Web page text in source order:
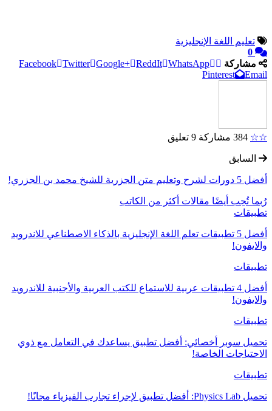
تعليم اللغة الإنجليزية
0
مشاركة
Facebook Twitter Google+ ReddIt WhatsApp
Pinterest
Email
☆☆ 384 مشاركة 9 تعليق
السابق
أفضل 5 دورات لشرح وتعليم متن الجزرية للشيخ محمد بن الجزري!
رُبما تُحِب أيضًا مقالات أكثر من الكاتب
تطبيقات
أفضل 5 تطبيقات تعلم اللغة الإنجليزية بالذكاء الاصطناعي للاندرويد
والايفون!
تطبيقات
أفضل 4 تطبيقات عربية للاستماع للكتب العربية والأجنبية للاندرويد
والايفون!
تطبيقات
تحميل سوبر أخصائي: أفضل تطبيق يساعدك في التعامل مع ذوي
الاحتياجات الخاصة!
تطبيقات
تحميل Physics Lab: أفضل تطبيق لإجراء تجارب الفيزياء مجانًا!